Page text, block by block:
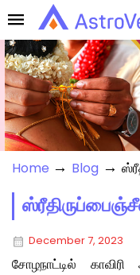
Home → Blog →
December 7, 2023
சோழநாட்டில்